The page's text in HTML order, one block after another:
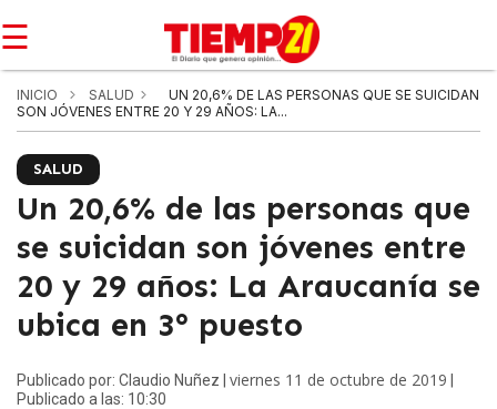
☰
INICIO SALUD
UN 20,6% DE LAS PERSONAS QUE SE SUICIDAN
SON JÓVENES ENTRE 20 Y 29 AÑOS: LA...
SALUD
Un 20,6% de las personas que
se suicidan son jóvenes entre
20 y 29 años: La Araucanía se
ubica en 3° puesto
Publicado por: Claudio Nuñez | viernes 11 de octubre de 2019
Publicado a las: 10:30